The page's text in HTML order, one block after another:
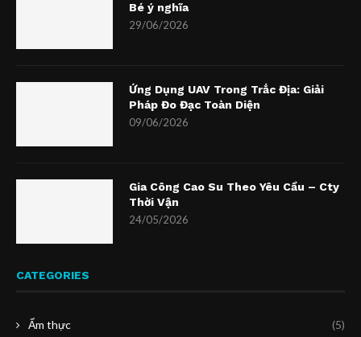
Bé ý nghĩa
29/06/2026
Ứng Dụng UAV Trong Trắc Địa: Giải
Pháp Đo Đạc Toàn Diện
09/06/2026
Gia Công Cao Su Theo Yêu Cầu – Cty
Thời Vận
24/05/2026
CATEGORIES
Ẩm thực (5)